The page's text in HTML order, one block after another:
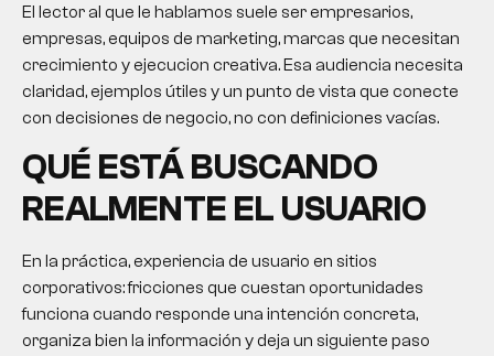
El lector al que le hablamos suele ser empresarios,
empresas, equipos de marketing, marcas que necesitan
crecimiento y ejecucion creativa. Esa audiencia necesita
claridad, ejemplos útiles y un punto de vista que conecte
con decisiones de negocio, no con definiciones vacías.
QUÉ ESTÁ BUSCANDO
REALMENTE EL USUARIO
En la práctica, experiencia de usuario en sitios
corporativos: fricciones que cuestan oportunidades
funciona cuando responde una intención concreta,
organiza bien la información y deja un siguiente paso